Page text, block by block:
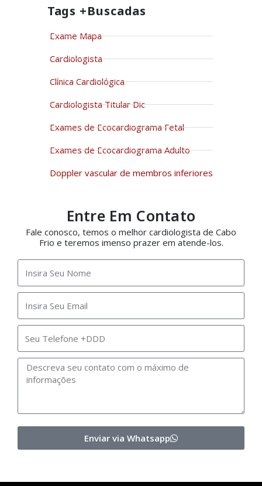
Tags +buscadas
Exame Mapa
Cardiologista
Clínica Cardiológica
Cardiologista Titular Dic
Exames de Ecocardiograma Fetal
Exames de Ecocardiograma Adulto
Doppler vascular de membros inferiores
Entre Em Contato
Fale conosco, temos o melhor cardiologista de Cabo
Frio e teremos imenso prazer em atende-los.
Enviar via Whatsapp